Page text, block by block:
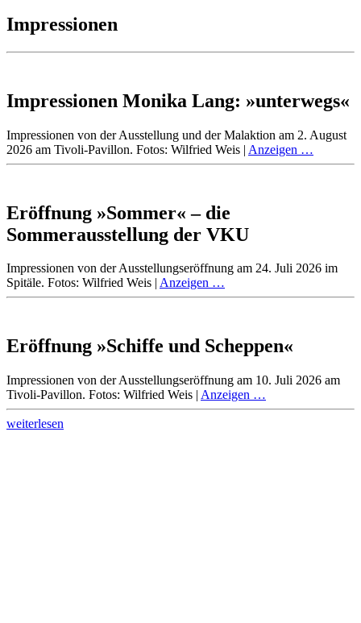
Impressionen
Impressionen Monika Lang: »unterwegs«
Impressionen von der Ausstellung und der Malaktion am 2. August
2026 am Tivoli-Pavillon. Fotos: Wilfried Weis | Anzeigen …
Eröffnung »Sommer« – die
Sommerausstellung der VKU
Impressionen von der Ausstellungseröffnung am 24. Juli 2026 im
Spitäle. Fotos: Wilfried Weis | Anzeigen …
Eröffnung »Schiffe und Scheppen«
Impressionen von der Ausstellungseröffnung am 10. Juli 2026 am
Tivoli-Pavillon. Fotos: Wilfried Weis | Anzeigen …
„Impressionen“
weiterlesen